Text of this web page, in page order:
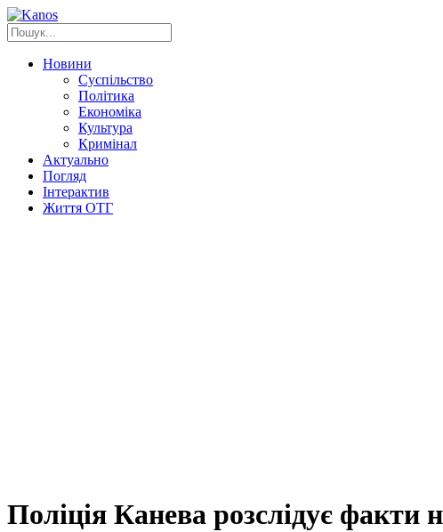
Новини
Суспільство
Політика
Економіка
Культура
Кримінал
Актуально
Погляд
Інтерактив
Життя ОТГ
Поліція Канева розслідує